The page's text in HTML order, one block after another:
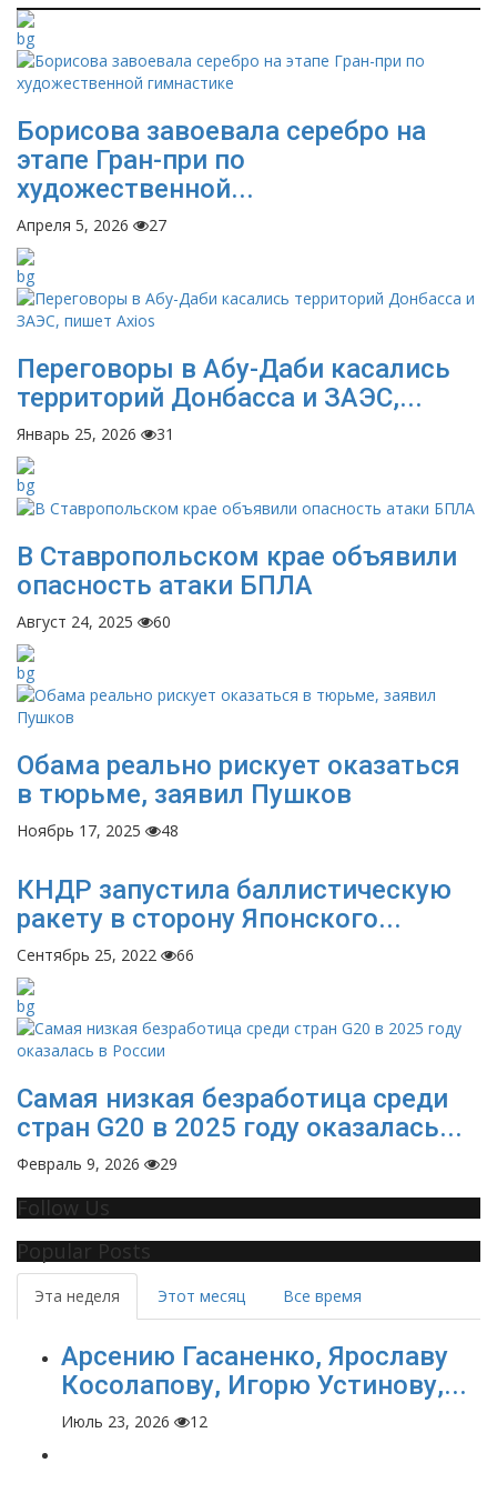
Борисова завоевала серебро на
этапе Гран-при по
художественной...
Апреля 5, 2026 27
Переговоры в Абу-Даби касались
территорий Донбасса и ЗАЭС,...
Январь 25, 2026 31
В Ставропольском крае объявили
опасность атаки БПЛА
Август 24, 2025 60
Обама реально рискует оказаться
в тюрьме, заявил Пушков
Ноябрь 17, 2025 48
КНДР запустила баллистическую
ракету в сторону Японского...
Сентябрь 25, 2022 66
Самая низкая безработица среди
стран G20 в 2025 году оказалась...
Февраль 9, 2026 29
Follow Us
Popular Posts
Эта неделя Этот месяц Все время
Арсению Гасаненко, Ярославу
Косолапову, Игорю Устинову,...
Июль 23, 2026 12